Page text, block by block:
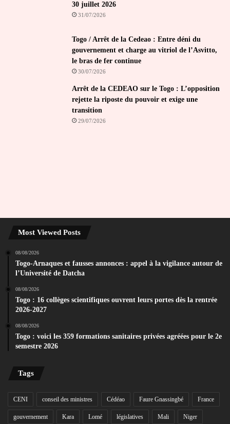
30 juillet 2026
31/07/2026
Togo / Arrêt de la Cedeao : Entre déni du
gouvernement et charge au vitriol de l’Asvitto,
le bras de fer continue
30/07/2026
Arrêt de la CEDEAO sur le Togo : L’opposition
rejette la riposte du pouvoir et exige une
transition
29/07/2026
Most Viewed Posts
08/08/2026
Togo-Arnaques et fausses annonces : appel à la vigilance autour de
l’Université de Datcha
08/08/2026
Togo : 16 collèges scientifiques ouvrent leurs portes dès la rentrée
2026-2027
08/08/2026
Togo : voici les 359 formations sanitaires privées agréées pour le 2e
semestre 2026
Tags
CENI conseil des ministres Cédéao Faure Gnassingbé France
gouvernement Kara Lomé législatives Mali Niger